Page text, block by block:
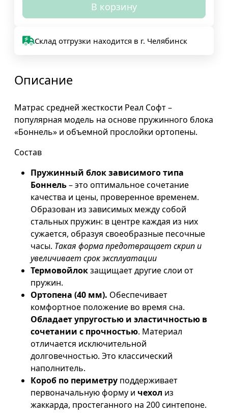
В корзину
Склад отгрузки находится в г. Челябинск
Описание
Матрас средней жесткости Реал Софт –
популярная модель на основе пружинного блока
«Боннель» и объемной прослойки ортопены.
Состав
Пружинный блок зависимого типа
Боннель– это оптимальное сочетание
качества и цены, проверенное временем.
Образован из зависимых между собой
стальных пружин: в центре каждая из них
сужается, образуя своеобразные песочные
часы. Такая форма предотвращает скрип и
увеличивает срок эксплуатации
Термовойлокзащищает другие слои от
пружин.
Ортопена (40 мм). Обеспечивает
комфортное положение во время сна.
Обладает упругостью и эластичностью в
сочетании с прочностью. Материал
отличается исключительной
долговечностью. Это классический
наполнитель.
Короб по периметру поддерживает
первоначальную форму и чехол из
жаккарда, простеганного на 200 синтепоне.